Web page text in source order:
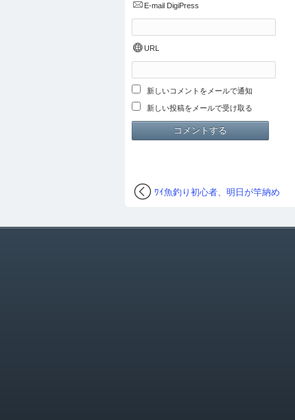
E-mail DigiPress
URL
新しいコメントをメールで通知
新しい投稿をメールで受け取る
ﾜｲ魚釣り初心者、明日が竿納め